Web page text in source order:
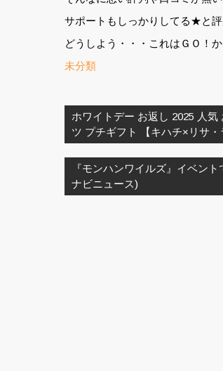
サポートもしっかりしてる★と評
どうしよう・・・これはＧＯ！か
未分類
稿
ナ
ビ
ゲ
ー
シ
ホワイトデー お返し 2025 人
ツ プチギフト 【キハチ×リサ
『モンハンワイルズ』イベン
ナビニュース)